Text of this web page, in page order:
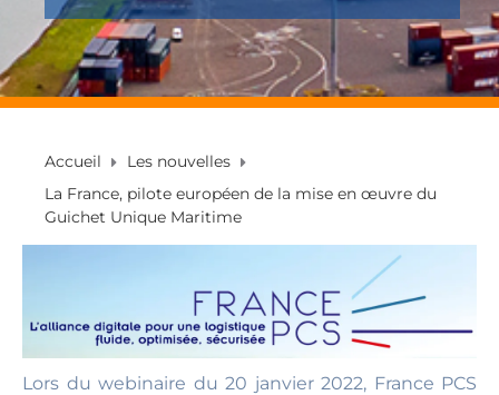
Accueil
Les nouvelles
La France, pilote européen de la mise en œuvre du
Guichet Unique Maritime
Lors du webinaire du 20 janvier 2022, France PCS